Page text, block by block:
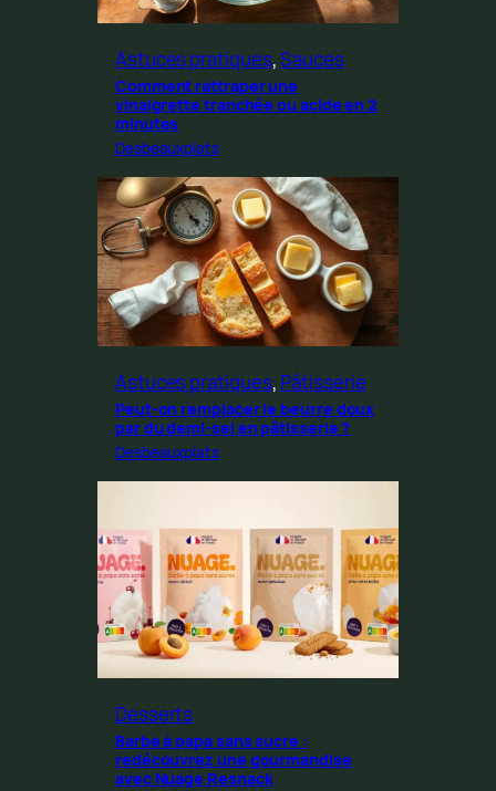
Astuces pratiques, Sauces
Comment rattraper une
vinaigrette tranchée ou acide en 2
minutes
Desbeauxplats
Astuces pratiques, Pâtisserie
Peut-on remplacer le beurre doux
par du demi-sel en pâtisserie ?
Desbeauxplats
Desserts
Barbe à papa sans sucre :
redécouvrez une gourmandise
avec Nuage Resnack